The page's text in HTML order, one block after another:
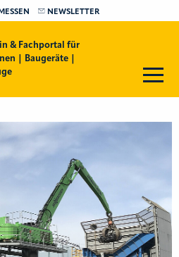
MESSEN NEWSLETTER
& Fachportal für
| Baugeräte |